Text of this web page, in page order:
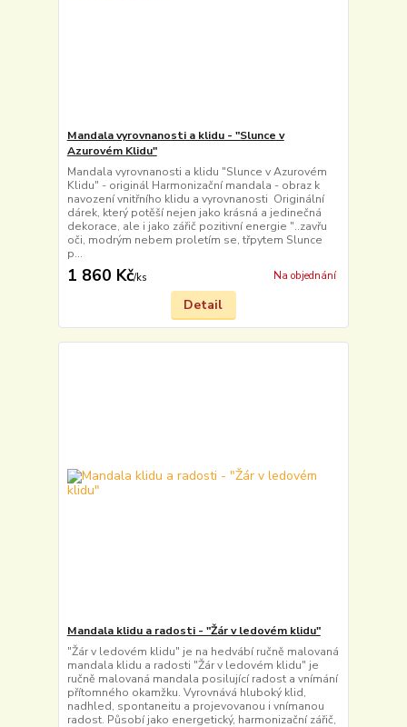
Mandala vyrovnanosti a klidu - "Slunce v
Azurovém Klidu"
Mandala vyrovnanosti a klidu "Slunce v Azurovém
Klidu" - originál Harmonizační mandala - obraz k
navození vnitřního klidu a vyrovnanosti Originální
dárek, který potěší nejen jako krásná a jedinečná
dekorace, ale i jako zářič pozitivní energie "..zavřu
oči, modrým nebem proletím se, třpytem Slunce
p...
1 860 Kč/ks Na objednání
Detail
Mandala klidu a radosti - "Žár v ledovém klidu"
"Žár v ledovém klidu" je na hedvábí ručně malovaná
mandala klidu a radosti "Žár v ledovém klidu" je
ručně malovaná mandala posilující radost a vnímání
přítomného okamžku. Vyrovnává hluboký klid,
nadhled, spontaneitu a projevovanou i vnímanou
radost. Působí jako energetický, harmonizační zářič,